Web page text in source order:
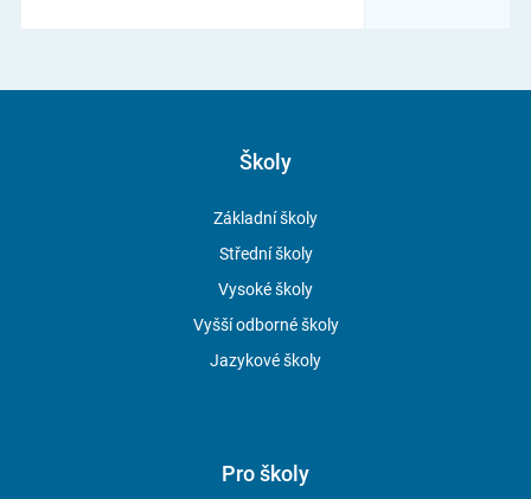
Školy
Základní školy
Střední školy
Vysoké školy
Vyšší odborné školy
Jazykové školy
Pro školy